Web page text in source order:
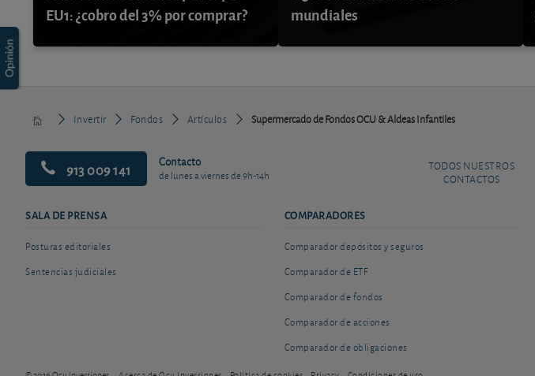
EU1: ¿cobro del 3% por comprar?
mundiales
Invertir Fondos Artículos Supermercado de Fondos OCU & Aldeas Infantiles
913 009 141 Contacto
de lunes a viernes de 9h-14h
TODOS NUESTROS
CONTACTOS
SALA DE PRENSA
Posturas editoriales
Sentencias judiciales
COMPARADORES
Comparador depósitos y seguros
Comparador de ETF
Comparador de fondos
Comparador de acciones
Comparador de obligaciones